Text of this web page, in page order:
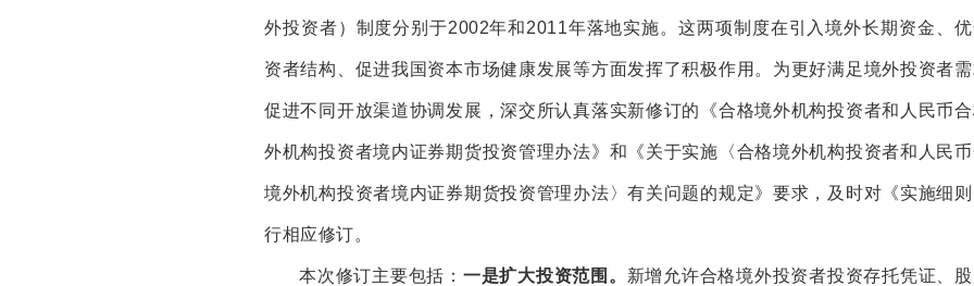
外投资者）制度分别于2002年和2011年落地实施。这两项制度在引入境外长期资金、优
资者结构、促进我国资本市场健康发展等方面发挥了积极作用。为更好满足境外投资者需
促进不同开放渠道协调发展，深交所认真落实新修订的《合格境外机构投资者和人民币
外机构投资者境内证券期货投资管理办法》和《关于实施〈合格境外机构投资者和人民
境外机构投资者境内证券期货投资管理办法〉有关问题的规定》要求，及时对《实施细
行相应修订。
本次修订主要包括： 一是扩大投资范围。 新增允许合格境外投资者投资存托凭证、